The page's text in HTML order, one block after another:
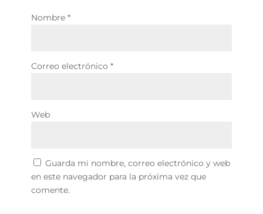
Nombre *
Correo electrónico *
Web
Guarda mi nombre, correo electrónico y web
en este navegador para la próxima vez que
comente.